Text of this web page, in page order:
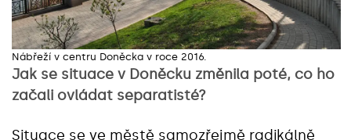
Nábřeží v centru Doněcka v roce 2016.
Jak se situace v Doněcku změnila poté, co ho
začali ovládat separatisté?
Situace se ve městě samozřejmě radikálně